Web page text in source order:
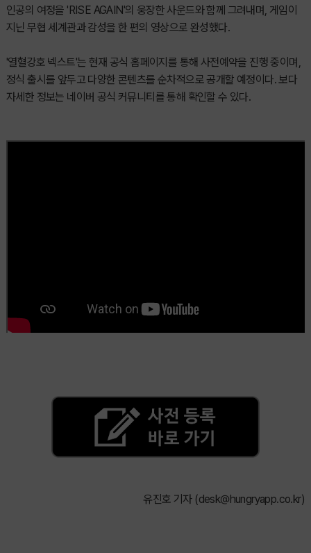
인공의 여정을 'RISE AGAIN'의 웅장한 사운드와 함께 그려내며, 게임이
지닌 무협 세계관과 감성을 한 편의 영상으로 완성했다.
'열혈강호 넥스트'는 현재 공식 홈페이지를 통해 사전예약을 진행 중이며,
정식 출시를 앞두고 다양한 콘텐츠를 순차적으로 공개할 예정이다. 보다
자세한 정보는 네이버 공식 커뮤니티를 통해 확인할 수 있다.
유진호 기자 (desk@hungryapp.co.kr)